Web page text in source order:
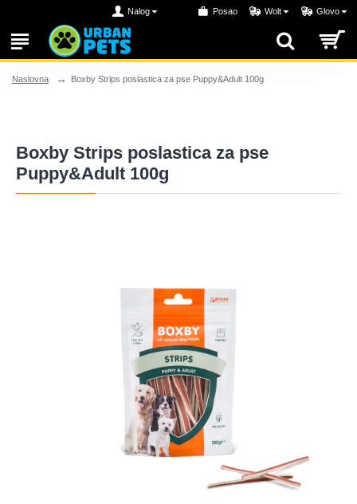
Nalog Posao Wolt Glovo
Naslovna Boxby Strips poslastica za pse Puppy&Adult 100g
Boxby Strips poslastica za pse
Puppy&Adult 100g